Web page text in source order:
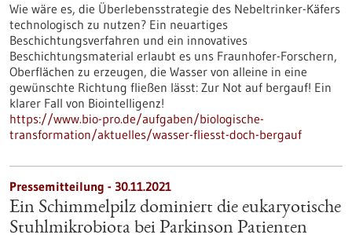
Wie wäre es, die Überlebensstrategie des Nebeltrinker-Käfers
technologisch zu nutzen? Ein neuartiges
Beschichtungsverfahren und ein innovatives
Beschichtungsmaterial erlaubt es uns Fraunhofer-Forschern,
Oberflächen zu erzeugen, die Wasser von alleine in eine
gewünschte Richtung fließen lässt: Zur Not auf bergauf! Ein
klarer Fall von Biointelligenz!
https://www.bio-pro.de/aufgaben/biologische-
transformation/aktuelles/wasser-fliesst-doch-bergauf
Pressemitteilung - 30.11.2021
Ein Schimmelpilz dominiert die eukaryotische
Stuhlmikrobiota bei Parkinson Patienten